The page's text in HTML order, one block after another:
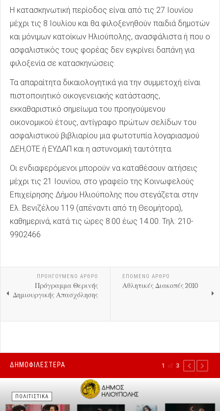
Η κατασκηνωτική περίοδος είναι από τις 27 Ιουνίου
μέχρι τις 8 Ιουλίου και θα φιλοξενηθούν παιδιά δημοτών
και μόνιμων κατοίκων Ηλιούπολης, ανασφάλιστα ή που ο
ασφαλιστικός τους φορέας δεν εγκρίνει δαπάνη για
φιλοξενία σε κατασκηνώσεις.
Τα απαραίτητα δικαιολογητικά για την συμμετοχή είναι
πιστοποιητικό οικογενειακής κατάστασης,
εκκαθαριστικό σημείωμα του προηγούμενου
οικονομικού έτους, αντίγραφο πρώτων σελίδων του
ασφαλιστικού βιβλιαρίου μια φωτοτυπία λογαριασμού
ΔΕΗ,ΟΤΕ ή ΕΥΔΑΠ και η αστυνομική ταυτότητα.
Οι ενδιαφερόμενοι μπορούν να καταθέσουν αιτήσεις
μέχρι τις 21 Ιουνίου, στο γραφείο της Κοινωφελούς
Επιχείρησης Δήμου Ηλιούπολης που στεγάζεται στην
Ελ. Βενιζέλου 119 (απέναντι από τη Θεομήτορα),
καθημερινά, κατά τις ώρες 8.00 έως 14.00. Τηλ: 210-
9902466
ΠΡΟΗΓΟΎΜΕΝΟ ΑΡΘΡΟ
Πρόγραμμα Θερινής
Δημιουργικής Απασχόλησης
ΕΠΟΜΕΝΟ ΑΡΘΡΟ
Αθλητικές Διακοπές 2010
ΔΗΜΟΦΙΛΕΣΤΕΡΑ
ΠΟΛΙΤΙΣΤΙΚΑ
1 of 3 PREVIOUS
NEXT